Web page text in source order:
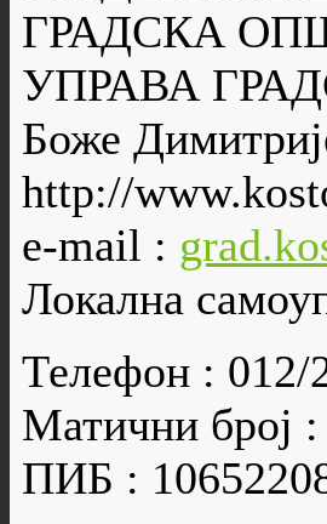
ГРАДСКА
УПРАВА
Боже
http://
e-mail :
Локална
Телефон : 012/
Матични број
ПИБ :